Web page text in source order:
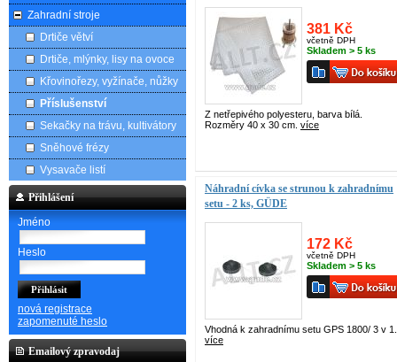
381 Kč
včetně DPH
Skladem > 5 ks
Z netřepivého polyesteru, barva bílá.
Rozměry 40 x 30 cm. více
Náhradní cívka se strunou k zahradnímu
setu - 2 ks, GÜDE
172 Kč
včetně DPH
Skladem > 5 ks
Vhodná k zahradnímu setu GPS 1800/ 3 v 1.
více
Zahradní stroje
Drtiče větví
Drtiče, mlýnky, lisy na ovoce
Křovinořezy, vyžínače, nůžky
Příslušenství
Sekačky na trávu, kultivátory
Sněhové frézy
Vysavače listí
Přihlášení
Jméno
Heslo
nová registrace
zapomenuté heslo
Emailový zpravodaj